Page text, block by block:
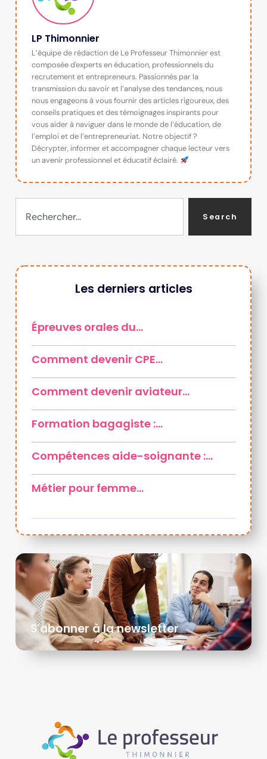
LP Thimonnier
L’équipe de rédaction de Le Professeur Thimonnier est
composée d'experts en éducation, professionnels du
recrutement et entrepreneurs. Passionnés par la
transmission du savoir et l’analyse des tendances, nous
nous engageons à vous fournir des articles rigoureux, des
conseils pratiques et des témoignages inspirants pour
vous aider à naviguer dans le monde de l’éducation, de
l’emploi et de l’entrepreneuriat. Notre objectif ?
Décrypter, informer et accompagner chaque lecteur vers
un avenir professionnel et éducatif éclairé.
Search
Les derniers articles
Épreuves orales du…
Comment devenir CPE…
Comment devenir aviateur…
Formation bagagiste :…
Compétences aide-soignante :…
Métier pour femme…
S'abonner à la newsletter